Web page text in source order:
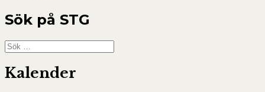
Sök på STG
Sök
efter:
Kalender